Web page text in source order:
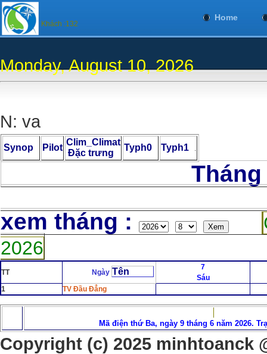
Home
Khách :132
Monday, August 10, 2026
N: va
Synop Pilot
Clim_Climat
Đặc trưng
Typh0 Typh1 .
Tháng 8
xem tháng :
2026
TT Ngày Tên
7
Sáu
1
TV Đầu Đẳng
Mã điện thứ Ba, ngày 9 tháng 6 năm 2026.
Copyright (c) 2025 minhtoanck